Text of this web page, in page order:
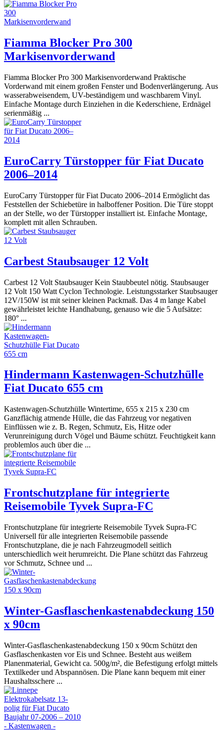
Fiamma Blocker Pro 300
Markisenvorderwand
Fiamma Blocker Pro 300 Markisenvorderwand Praktische
Vorderwand mit einem großen Fenster und Bodenverlängerung. Aus
wasserabweisendem, UV-beständigem und waschbarem Vinyl.
Einfache Montage durch Einziehen in die Kederschiene, Erdnägel
serienmäßig ...
EuroCarry Türstopper für Fiat Ducato
2006–2014
EuroCarry Türstopper für Fiat Ducato 2006–2014 Ermöglicht das
Feststellen der Schiebetüre in halboffener Position. Die Türe stoppt
an der Stelle, wo der Türstopper installiert ist. Einfache Montage,
komplett mit allen Schrauben.
Carbest Staubsauger 12 Volt
Carbest 12 Volt Staubsauger Kein Staubbeutel nötig. Staubsauger
12 Volt 150 Watt Cyclon Technologie. Leistungsstarker Staubsauger
12V/150W ist mit seiner kleinen Packmaß. Das 4 m lange Kabel
gewährleistet leichte Handhabung, genauso wie die 5 Aufsätze:
180° ...
Hindermann Kastenwagen-Schutzhülle
Fiat Ducato 655 cm
Kastenwagen-Schutzhülle Wintertime, 655 x 215 x 230 cm
Ganzflächig atmende Hülle, die das Fahrzeug vor negativen
Einflüssen wie z. B. Regen, Schmutz, Eis, Hitze oder
Verunreinigung durch Vögel und Bäume schützt. Feuchtigkeit kann
problemlos auch über die ...
Frontschutzplane für integrierte
Reisemobile Tyvek Supra-FC
Frontschutzplane für integrierte Reisemobile Tyvek Supra-FC
Universell für alle integrierten Reisemobile passende
Frontschutzplane, die je nach Fahrzeugmodell seitlich
unterschiedlich weit herumreicht. Die Plane schützt das Fahrzeug
vor Schmutz, Schnee und ...
Winter-Gasflaschenkastenabdeckung 150
x 90cm
Winter-Gasflaschenkastenabdeckung 150 x 90cm Schützt den
Gasflaschenkasten vor Eis und Schnee. Besteht aus weißem
Planenmaterial, Gewicht ca. 500g/m², die Befestigung erfolgt mittels
Textilkeder und Abspannösen. Die Plane kann bequem mit einer
Haushaltsschere ...